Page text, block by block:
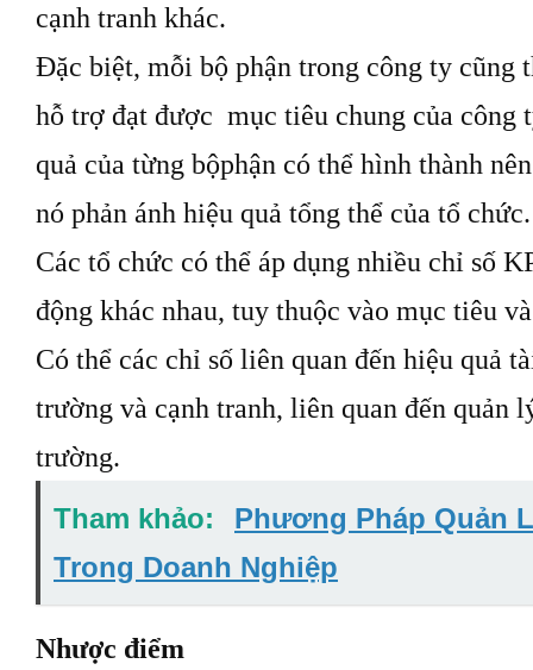
cạnh tranh khác.
Đặc biệt, mỗi bộ phận trong công ty cũng
hỗ trợ đạt được mục tiêu chung của công
quả của từng bộphận có thể hình thành
nó phản ánh hiệu quả tổng thể của tổ chức.
Các tổ chức có thể áp dụng nhiều chỉ số
động khác nhau, tuy thuộc vào mục tiêu
Có thể các chỉ số liên quan đến hiệu quả
trường và cạnh tranh, liên quan đến quản
trường.
Tham khảo:
Phương Pháp Quản
Trong Doanh Nghiệp
Nhược điểm